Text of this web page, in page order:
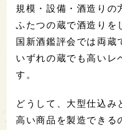
規模・設備・酒造りの
ふたつの蔵で酒造りを
国新酒鑑評会では両蔵
いずれの蔵でも高いレ
す。
どうして、大型仕込み
高い商品を製造できる